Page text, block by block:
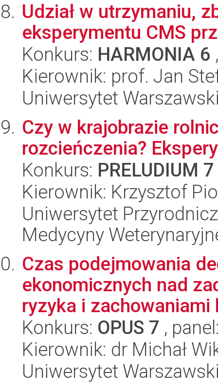
Udział w utrzymaniu,
eksperymentu CMS
Konkurs: HARMONIA 6
Kierownik: prof. Jan
Uniwersytet
Czy w krajobrazie
rozcieńczenia?
Konkurs: PRELUDIUM 7
Kierownik: Krzysztof
Uniwersytet
Medycyny
Czas podejmowania
ekonomicznych nad
ryzyka i zachowaniami
Konkurs: OPUS 7 ,
Kierownik: dr Michał
Uniwersytet